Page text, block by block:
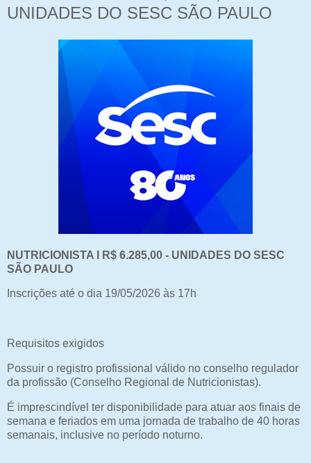
UNIDADES DO SESC SÃO PAULO
NUTRICIONISTA I R$ 6.285,00 - UNIDADES DO SESC
SÃO PAULO
Inscrições até o dia 19/05/2026 às 17h
Requisitos exigidos
Possuir o registro profissional válido no conselho regulador
da profissão (Conselho Regional de Nutricionistas).
É imprescindível ter disponibilidade para atuar aos finais de
semana e feriados em uma jornada de trabalho de 40 horas
semanais, inclusive no período noturno.